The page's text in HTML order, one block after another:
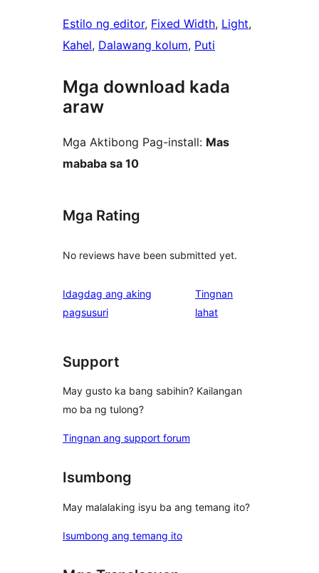
Estilo ng editor, Fixed Width, Light
Kahel, Dalawang kolum, Puti
Mga download kada
araw
Mga Aktibong Pag-install: Mas
mababa sa 10
Mga Rating
No reviews have been submitted yet.
Idagdag ang aking
pagsusuri
Tingnan
lahatng
Support
May gusto ka bang sabihin? Kailangan
mo ba ng tulong?
Tingnan ang support forum
Isumbong
May malalaking isyu ba ang temang ito?
Isumbong ang temang ito